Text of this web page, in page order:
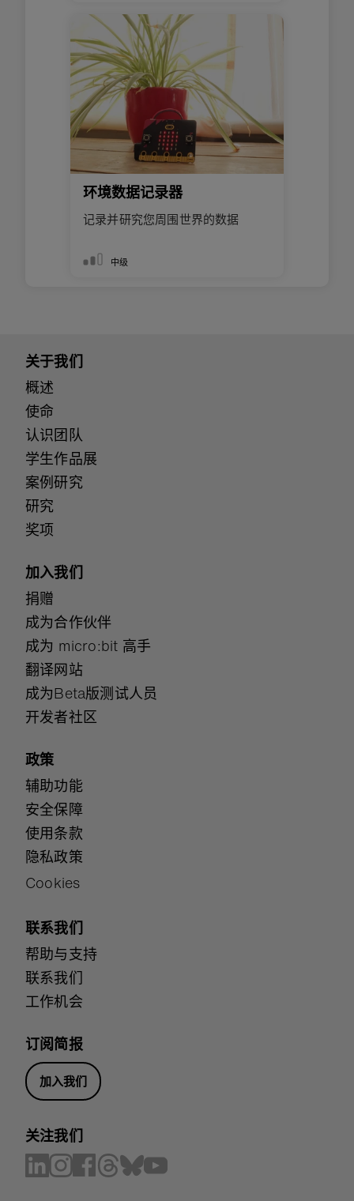
环境数据记录器
记录并研究您周围世界的数据
中级
关于我们
概述
使命
认识团队
学生作品展
案例研究
研究
奖项
加入我们
捐赠
成为合作伙伴
成为 micro:bit 高手
翻译网站
成为Beta版测试人员
开发者社区
政策
辅助功能
安全保障
使用条款
隐私政策
Cookies
联系我们
帮助与支持
联系我们
工作机会
订阅简报
加入我们
关注我们